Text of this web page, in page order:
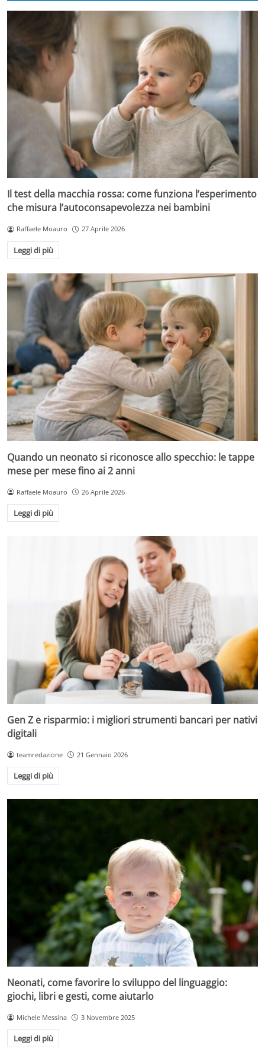
Il test della macchia rossa: come funziona l’esperimento
che misura l’autoconsapevolezza nei bambini
Raffaele Moauro 27 Aprile 2026
Leggi di più
Quando un neonato si riconosce allo specchio: le tappe
mese per mese fino ai 2 anni
Raffaele Moauro 26 Aprile 2026
Leggi di più
Gen Z e risparmio: i migliori strumenti bancari per nativi
digitali
teamredazione 21 Gennaio 2026
Leggi di più
Neonati, come favorire lo sviluppo del linguaggio:
giochi, libri e gesti, come aiutarlo
Michele Messina 3 Novembre 2025
Leggi di più